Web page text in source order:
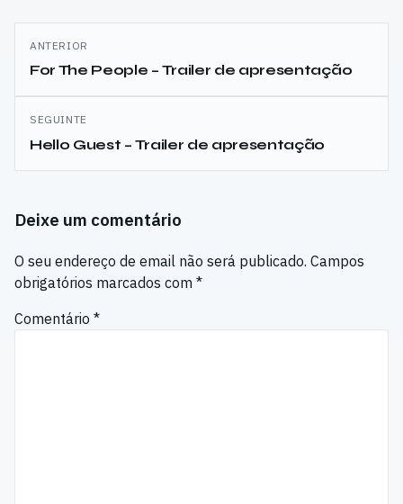
Navegação
de
artigos
ANTERIOR
For The People – Trailer de apresentação
SEGUINTE
Hello Guest – Trailer de apresentação
Deixe um comentário
O seu endereço de email não será publicado. Campos
obrigatórios marcados com *
Comentário *